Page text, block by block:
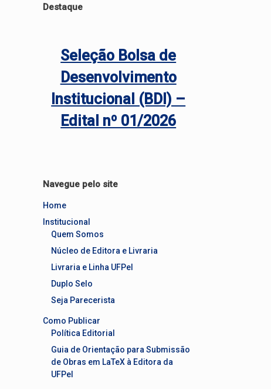
Destaque
Seleção Bolsa de
Desenvolvimento
Institucional (BDI) –
Edital nº 01/2026
Navegue pelo site
Home
Institucional
Quem Somos
Núcleo de Editora e Livraria
Livraria e Linha UFPel
Duplo Selo
Seja Parecerista
Como Publicar
Política Editorial
Guia de Orientação para Submissão
de Obras em LaTeX à Editora da
UFPel